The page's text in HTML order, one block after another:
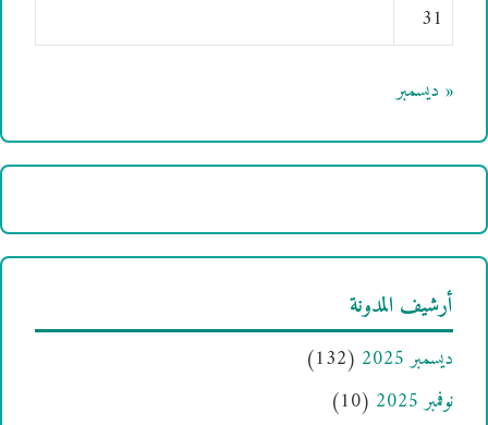
31
« ديسمبر
أرشيف المدونة
ديسمبر 2025
(132)
نوفمبر 2025
(10)